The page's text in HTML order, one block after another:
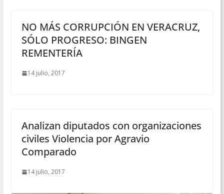
NO MÁS CORRUPCIÓN EN VERACRUZ,
SÓLO PROGRESO: BINGEN
REMENTERÍA
14 julio, 2017
Analizan diputados con organizaciones
civiles Violencia por Agravio
Comparado
14 julio, 2017